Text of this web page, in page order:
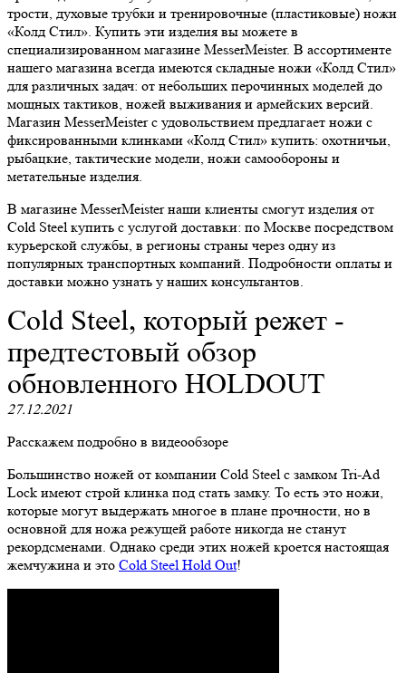
трости, духовые трубки и тренировочные (пластиковые) ножи
«Колд Стил». Купить эти изделия вы можете в
специализированном магазине MesserMeister. В ассортименте
нашего магазина всегда имеются складные ножи «Колд Стил»
для различных задач: от небольших перочинных моделей до
мощных тактиков, ножей выживания и армейских версий.
Магазин MesserMeister с удовольствием предлагает ножи с
фиксированными клинками «Колд Стил» купить: охотничьи,
рыбацкие, тактические модели, ножи самообороны и
метательные изделия.
В магазине MesserMeister наши клиенты смогут изделия от
Cold Steel купить с услугой доставки: по Москве посредством
курьерской службы, в регионы страны через одну из
популярных транспортных компаний. Подробности оплаты и
доставки можно узнать у наших консультантов.
​Cold Steel, который режет -
предтестовый обзор
обновленного HOLDOUT
27.12.2021
Расскажем подробно в видеообзоре
Большинство ножей от компании Cold Steel с замком Tri-Ad
Lock имеют строй клинка под стать замку. То есть это ножи,
которые могут выдержать многое в плане прочности, но в
основной для ножа режущей работе никогда не станут
рекордсменами. Однако среди этих ножей кроется настоящая
жемчужина и это Cold Steel Hold Out!